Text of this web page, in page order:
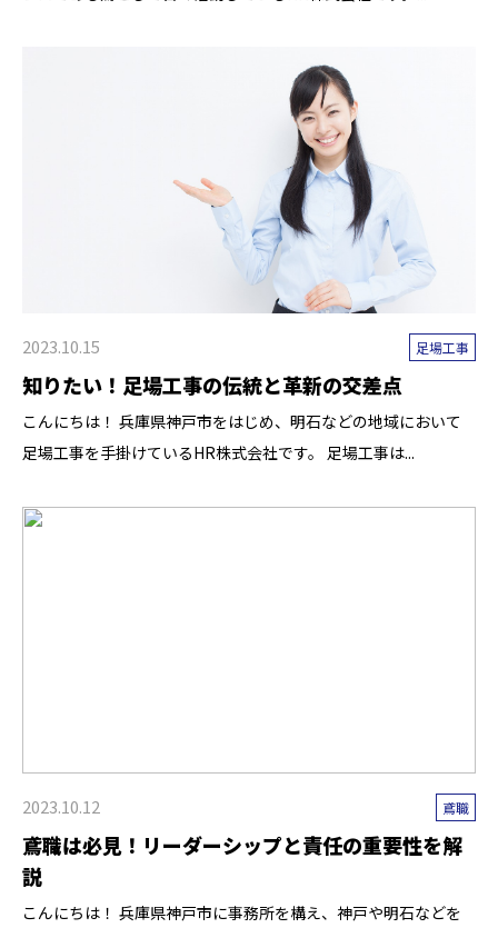
2023.10.15 足場工事
知りたい！足場工事の伝統と革新の交差点
こんにちは！ 兵庫県神戸市をはじめ、明石などの地域において
足場工事を手掛けているHR株式会社です。 足場工事は...
2023.10.12 鳶職
鳶職は必見！リーダーシップと責任の重要性を解
説
こんにちは！ 兵庫県神戸市に事務所を構え、神戸や明石などを